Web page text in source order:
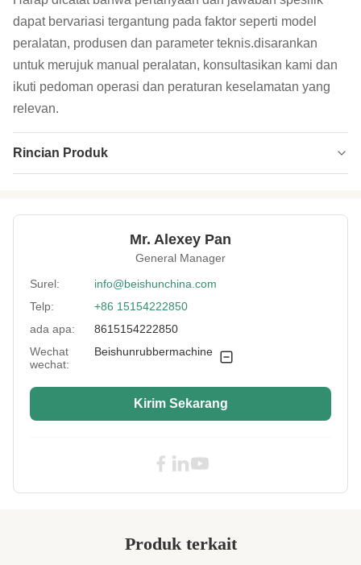
dapat bervariasi tergantung pada faktor seperti model
peralatan, produsen dan parameter teknis.disarankan
untuk merujuk manual peralatan, konsultasikan kami dan
ikuti pedoman operasi dan peraturan keselamatan yang
relevan.
Rincian Produk
Safety Device: Tirai Pengaman
Uap atau oli, sistem kelistrikan / oli
Color: Pengaturan khusus
Plates Gap: 400mm atau Disesuaikan
Plate Size: 1000x1300mm atau sesuai kebutuhan Anda
Basement:
Temperature
0-200 ℃
Kualitas dan harga bagus
Mr. Alexey Pan
General Manager
Surel:
info@beishunchina.com
Telp:
+86 15154222850
ada apa:
8615154222850
Wechat
wechat:
Beishunrubbermachine
Kirim Sekarang
Produk terkait